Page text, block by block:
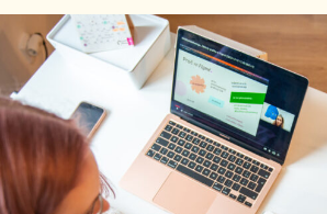
Aktuální články
Zjisti, co hýbe světem
Slovníček pozic
Zorientuj se v marketingových pozicích.
Minikonference
Konference #HolkyzMarketingu
Aktuální networkingová setkání
Letní marketingový náskok
Přehled Akademií
Akademie sociálních sítí
Specializace: Social media
Dárkové poukazy